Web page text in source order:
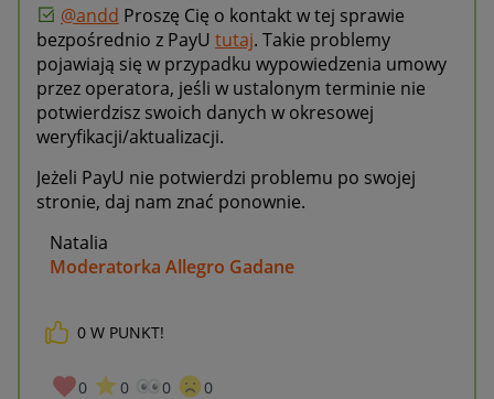
@andd Proszę Cię o kontakt w tej sprawie
bezpośrednio z PayU tutaj. Takie problemy
pojawiają się w przypadku wypowiedzenia umowy
przez operatora, jeśli w ustalonym terminie nie
potwierdzisz swoich danych w okresowej
weryfikacji/aktualizacji.
Jeżeli PayU nie potwierdzi problemu po swojej
stronie, daj nam znać ponownie.
Natalia
Moderatorka Allegro Gadane
0 W PUNKT!
0 0 0 0